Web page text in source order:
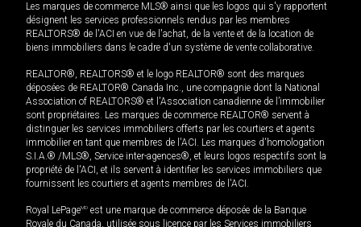
Les marques de commerce MLS® ainsi que les logos qui s'y rapportent
désignent les services professionnels rendus par les membres
REALTORS® de l'ACI en vue de l'achat, de la vente et de la location de
biens immobiliers dans le cadre d'un système de vente collaborative.
REALTOR®, REALTORS® et le logo REALTOR® sont des marques
déposées de REALTOR® Canada Inc., une compagnie dont la National
Association of REALTORS® et l'Association canadienne de l’immobilier
sont propriétaires. Les marques de commerce REALTOR® servent à
distinguer les services immobiliers offerts par les courtiers et agents
immobilier en tant que membres de l'ACI. Les marques d'homologation
S.I.A.® /MLS®, Service inter-agences®, et leurs logos respectifs sont la
propriété de l'ACI, et ils servent à identifier les services immobiliers que
fournissent les courtiers et agents membres de l'ACI.
Royal LePageMD est une marque de commerce déposée de la Banque
Royale du Canada, utilisée sous licence par les Services immobiliers